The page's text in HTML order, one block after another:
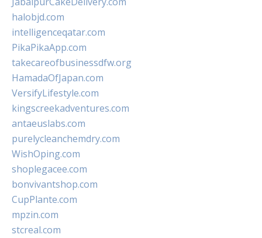
halobjd.com
intelligenceqatar.com
PikaPikaApp.com
takecareofbusinessdfw.org
HamadaOfJapan.com
VersifyLifestyle.com
kingscreekadventures.com
antaeuslabs.com
purelycleanchemdry.com
WishOping.com
shoplegacee.com
bonvivantshop.com
CupPlante.com
mpzin.com
stcreal.com